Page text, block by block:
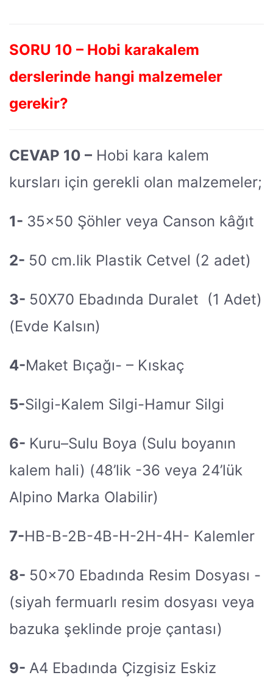
SORU 10 – Hobi karakalem
derslerinde hangi malzemeler
gerekir?
CEVAP 10 – Hobi kara kalem
kursları için gerekli olan malzemeler;
1- 35×50 Şöhler veya Canson kâğıt
2- 50 cm.lik Plastik Cetvel (2 adet)
3- 50X70 Ebadında Duralet (1 Adet)
(Evde Kalsın)
4-Maket Bıçağı- – Kıskaç
5-Silgi-Kalem Silgi-Hamur Silgi
6- Kuru–Sulu Boya (Sulu boyanın
kalem hali) (48’lik -36 veya 24’lük
Alpino Marka Olabilir)
7-HB-B-2B-4B-H-2H-4H- Kalemler
8- 50×70 Ebadında Resim Dosyası -
(siyah fermuarlı resim dosyası veya
bazuka şeklinde proje çantası)
9- A4 Ebadında Çizgisiz Eskiz